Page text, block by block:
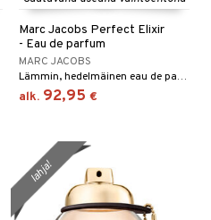
Marc Jacobs Perfect Elixir
- Eau de parfum
MARC JACOBS
Lämmin, hedelmäinen eau de parfum Marc Jacobsilta
alk. 92,95 €
lahja!